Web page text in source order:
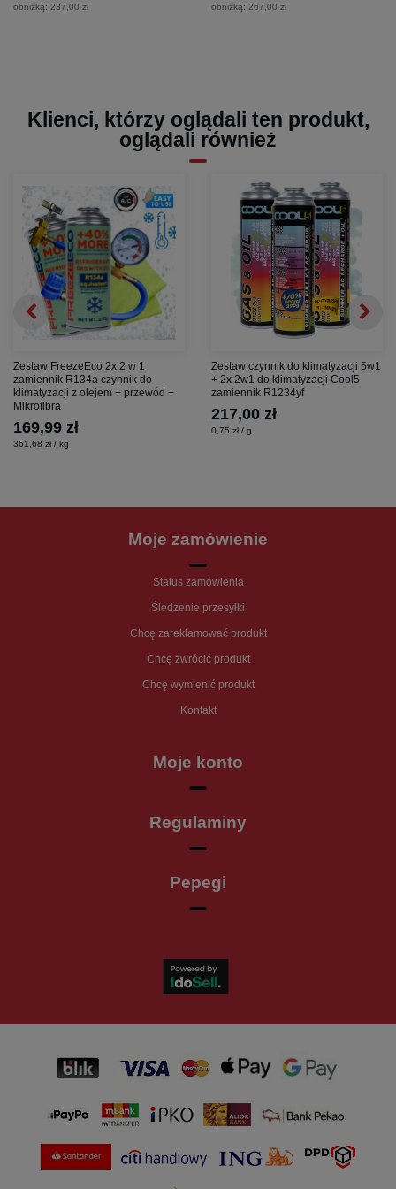
obniżką: 237,00 zł
obniżką: 267,00 zł
Klienci, którzy oglądali ten produkt,
oglądali również
Zestaw FreezeEco 2x 2 w 1
zamiennik R134a czynnik do
klimatyzacji z olejem + przewód +
Mikrofibra
169,99 zł
361,68 zł / kg
Zestaw czynnik do klimatyzacji 5w1
+ 2x 2w1 do klimatyzacji Cool5
zamiennik R1234yf
217,00 zł
0,75 zł / g
Moje zamówienie
Status zamówienia
Śledzenie przesyłki
Chcę zareklamować produkt
Chcę zwrócić produkt
Chcę wymienić produkt
Kontakt
Moje konto
Regulaminy
Pepegi